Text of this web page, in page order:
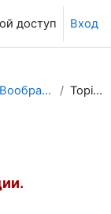
доступ Вход
Курс йоги 305. Йога Визуализации. Йога Воображения. Topic 8